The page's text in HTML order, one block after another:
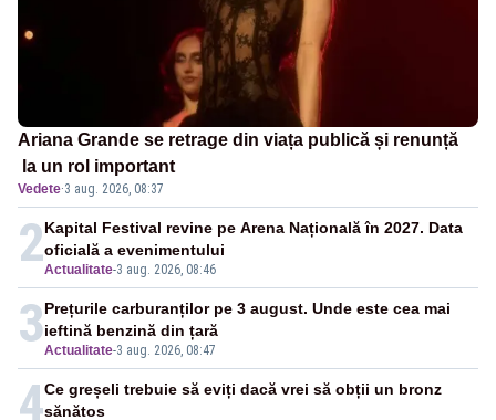
Ariana Grande se retrage din viața publică și renunță
la un rol important
Vedete·3 aug. 2026, 08:37
2Actualitate-3 aug. 2026, 08:46
Kapital Festival revine pe Arena Națională în 2027. Data
oficială a evenimentului
3Actualitate-3 aug. 2026, 08:47
Prețurile carburanților pe 3 august. Unde este cea mai
ieftină benzină din țară
4Ce greșeli trebuie să eviți dacă vrei să obții un bronz
sănătos